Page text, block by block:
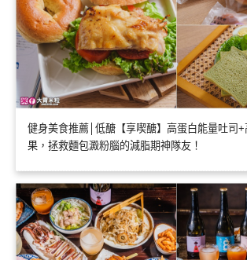
健身美食推薦│低醣【享喫醣】高蛋白能量吐司+
果，拯救麵包澱粉腦的減脂期神隊友！